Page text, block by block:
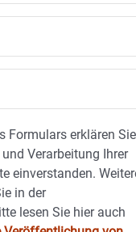
Formulars erklären Sie
Verarbeitung Ihrer
einverstanden.
in der
lesen Sie hier auch